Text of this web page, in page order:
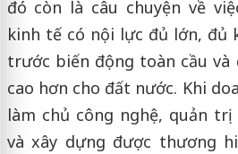
đó còn là câu chuyện về
kinh tế có nội lực đủ lớn, đủ
trước biến động toàn cầu
cao hơn cho đất nước. Khi
làm chủ công nghệ, quản
và xây dựng được thương